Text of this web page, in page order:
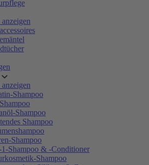
Shampoo
Shampoo
Shampoo
Shampoo
1-Shampoo & -Conditioner
Shampoo